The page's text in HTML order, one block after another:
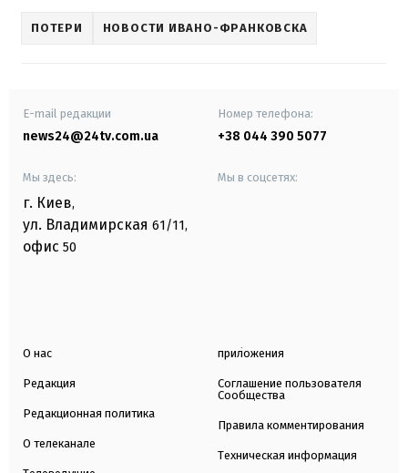
ПОТЕРИ НОВОСТИ ИВАНО-ФРАНКОВСКА
E-mail редакции
news24@24tv.com.ua
Номер телефона:
+38 044 390 5077
Мы здесь:
г. Киев,
ул. Владимирская 61/11,
офис 50
Мы в соцсетях:
О нас
Редакция
Редакционная политика
О телеканале
приложения
Соглашение пользователя
Сообщества
Правила комментирования
Техническая информация